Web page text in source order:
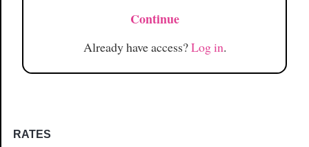
Continue
Already have access?Log in.
RATES